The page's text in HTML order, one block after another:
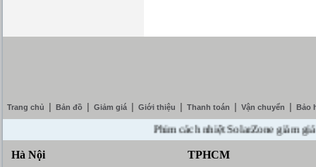
Trang chủ Bản đồ Giảm giá Giới thiệu Thanh toán Vận chuyển Bảo
Phim cách nhiệt SolarZone giảm giá
Hà Nội TPHCM